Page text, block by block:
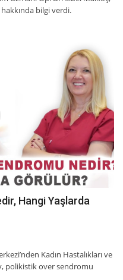
bilgi verdi.
Hangi Yaşlarda
Kadın Hastalıkları ve
polikistik over sendromu